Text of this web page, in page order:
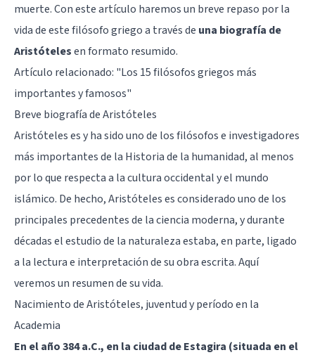
muerte. Con este artículo haremos un breve repaso por la
vida de este filósofo griego a través de una biografía de
Aristótelesen formato resumido.
Artículo relacionado: "Los 15 filósofos griegos más
importantes y famosos"
Breve biografía de Aristóteles
Aristóteles es y ha sido uno de los filósofos e investigadores
más importantes de la Historia de la humanidad, al menos
por lo que respecta a la cultura occidental y el mundo
islámico. De hecho, Aristóteles es considerado uno de los
principales precedentes de la ciencia moderna, y durante
décadas el estudio de la naturaleza estaba, en parte, ligado
a la lectura e interpretación de su obra escrita. Aquí
veremos un resumen de su vida.
Nacimiento de Aristóteles, juventud y período en la
Academia
En el año 384 a.C., en la ciudad de Estagira (situada en el